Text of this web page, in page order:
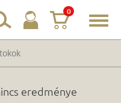
0
eredménye